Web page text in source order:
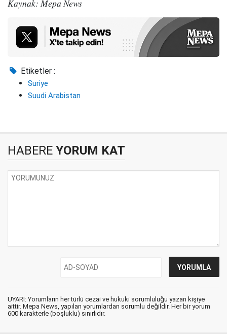
Kaynak: Mepa News
Etiketler :
Suriye
Suudi Arabistan
HABERE YORUM KAT
UYARI: Yorumların her türlü cezai ve hukuki sorumluluğu yazan kişiye
aittir. Mepa News, yapılan yorumlardan sorumlu değildir. Her bir yorum
600 karakterle (boşluklu) sınırlıdır.